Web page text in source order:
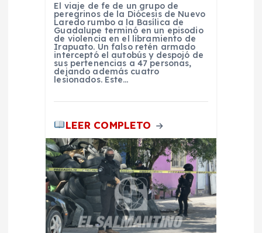
El viaje de fe de un grupo de
peregrinos de la Diócesis de Nuevo
Laredo rumbo a la Basílica de
Guadalupe terminó en un episodio
de violencia en el libramiento de
Irapuato. Un falso retén armado
interceptó el autobús y despojó de
sus pertenencias a 47 personas,
dejando además cuatro
lesionados. Este…
LEER COMPLETO